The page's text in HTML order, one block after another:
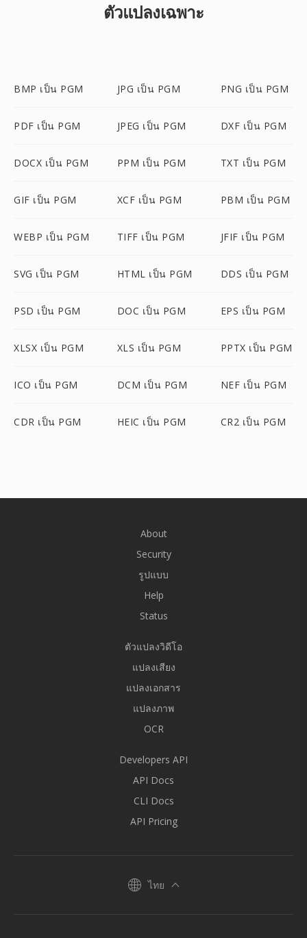
ตัวแปลงเฉพาะ
BMP เป็น PGM JPG เป็น PGM PNG เป็น PGM
PDF เป็น PGM JPEG เป็น PGM DXF เป็น PGM
DOCX เป็น PGM PPM เป็น PGM TXT เป็น PGM
GIF เป็น PGM XCF เป็น PGM PBM เป็น PGM
WEBP เป็น PGM TIFF เป็น PGM JFIF เป็น PGM
SVG เป็น PGM HTML เป็น PGM DDS เป็น PGM
PSD เป็น PGM DOC เป็น PGM EPS เป็น PGM
XLSX เป็น PGM XLS เป็น PGM PPTX เป็น PGM
ICO เป็น PGM DCM เป็น PGM NEF เป็น PGM
CDR เป็น PGM HEIC เป็น PGM CR2 เป็น PGM
About
Security
รูปแบบ
Help
Status
ตัวแปลงวิดีโอ
แปลงเสียง
แปลงเอกสาร
แปลงภาพ
OCR
Developers API
API Docs
CLI Docs
API Pricing
ไทย